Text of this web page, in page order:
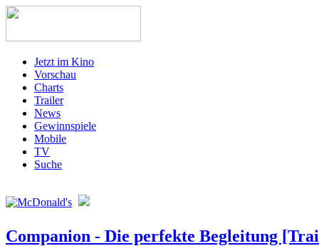
Jetzt im Kino
Vorschau
Charts
Trailer
News
Gewinnspiele
Mobile
TV
Suche
Companion - Die perfekte Begleitung